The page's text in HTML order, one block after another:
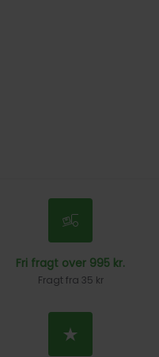
Fri fragt over 995 kr.
Fragt fra 35 kr